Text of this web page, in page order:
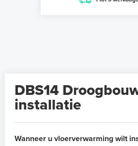
DBS14
installatie
Wanneer u vloerverwarming wilt